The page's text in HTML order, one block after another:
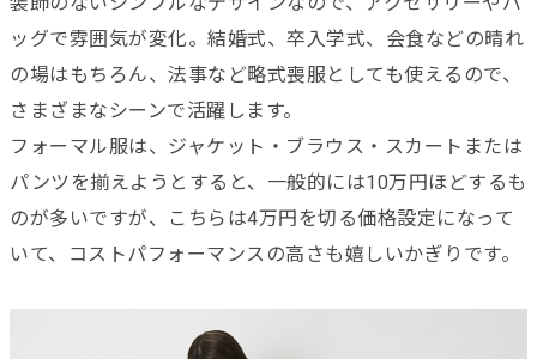
ッグで雰囲気が変化。結婚式、卒入学式、会食などの晴れ
の場はもちろん、法事など略式喪服としても使えるので、
さまざまなシーンで活躍します。
フォーマル服は、ジャケット・ブラウス・スカートまたは
パンツを揃えようとすると、一般的には10万円ほどするも
のが多いですが、こちらは4万円を切る価格設定になって
いて、コストパフォーマンスの高さも嬉しいかぎりです。